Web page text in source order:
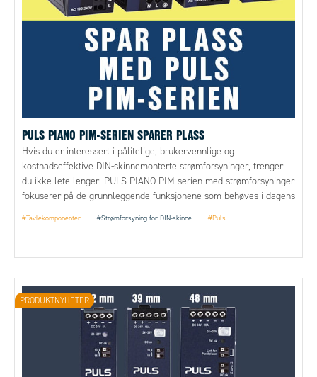
PULS PIANO PIM-SERIEN SPARER PLASS
Hvis du er interessert i pålitelige, brukervennlige og
kostnadseffektive DIN-skinnemonterte strømforsyninger, trenger
du ikke lete lenger. PULS PIANO PIM-serien med strømforsyninger
fokuserer på de grunnleggende funksjonene som behøves i dagens
pris/ytelse som gir mange nye og spennende muligheter uten at
#Tavlekomponenter #Strømforsyning for DIN-skinne #Puls
PRODUKTNYHETER